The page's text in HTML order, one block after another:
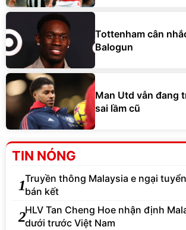
Tottenham cân
Balogun
Man Utd vẫn đang
sai lầm cũ
TIN NÓNG
1Truyền thông Malaysia e ngại
bán kết
2HLV Tan Cheng Hoe nhận định
dưới trước Việt Nam